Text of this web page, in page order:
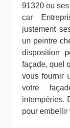
91320 ou
car
justement
un peintre
disposition
façade, quel
vous fournir
votre
intempéries.
pour embellir